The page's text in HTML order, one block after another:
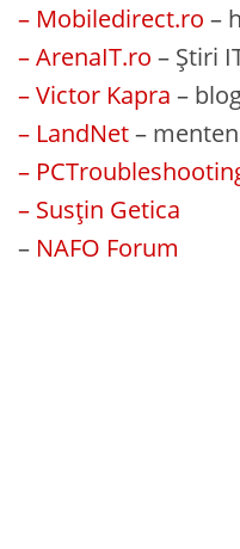
– Mobiledirect.ro –
– ArenaIT.ro – Știri
– Victor Kapra –
– LandNet–
–
– Susțin Getica
– NAFO Forum